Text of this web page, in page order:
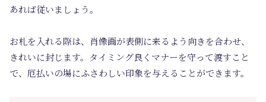
あれば従いましょう。
お札を入れる際は、肖像画が表側に来るよう向きを合わせ、
きれいに封じます。タイミング良くマナーを守って渡すこと
で、厄払いの場にふさわしい印象を与えることができます。